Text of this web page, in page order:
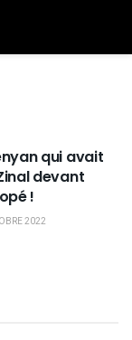
qui avait
devant
!
2022